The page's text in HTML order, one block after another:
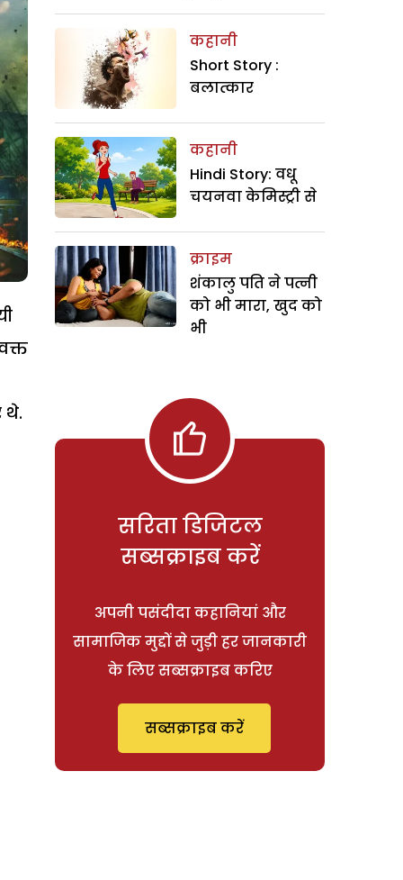
थे.
कहानी
Short Story :
बलात्कार
कहानी
Hindi Story: वधू
चयनवा केमिस्ट्री से
क्राइम
शंकालु पति ने पत्नी
को भी मारा, खुद को
भी
सरिता डिजिटल
सब्सक्राइब करें
अपनी पसंदीदा कहानियां और
सामाजिक मुद्दों से जुड़ी हर जानकारी
के लिए सब्सक्राइब करिए
सब्सक्राइब करें